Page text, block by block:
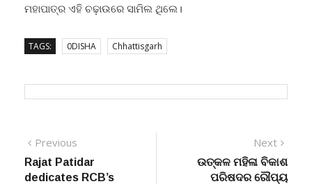
ମହାପାତ୍ର ଏହି ଚଢ଼ାଉରେ ସାମିଲ ଥିଲେ।
TAGS: 0DISHA Chhattisgarh
Post
navigation
Previous
post:
Rajat Patidar
dedicates RCB’s
Next
post:
ଉତ୍କଳ ମହିଳା ବିକାଶ
ପରିଷଦର ରୌପ୍ୟ